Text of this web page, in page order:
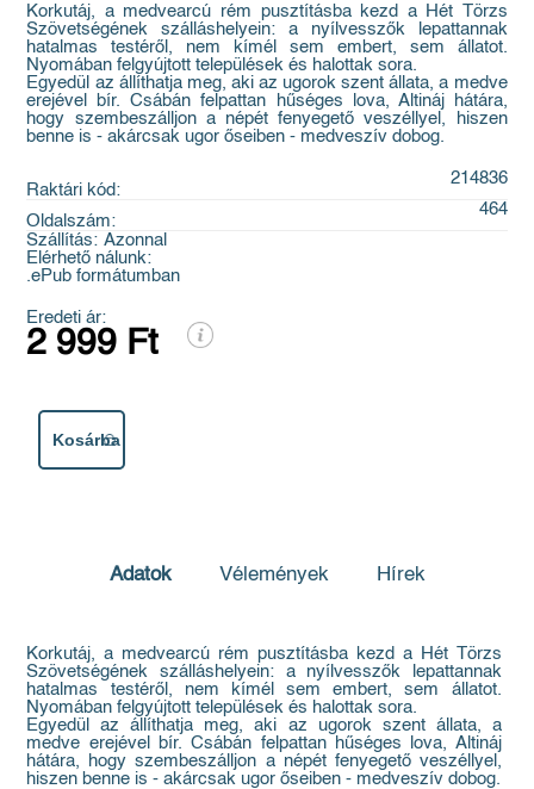
Korkutáj, a medvearcú rém pusztításba kezd a Hét Törzs
Szövetségének szálláshelyein: a nyílvesszők lepattannak
hatalmas testéről, nem kímél sem embert, sem állatot.
Nyomában felgyújtott települések és halottak sora.
Egyedül az állíthatja meg, aki az ugorok szent állata, a medve
erejével bír. Csábán felpattan hűséges lova, Altináj hátára,
hogy szembeszálljon a népét fenyegető veszéllyel, hiszen
benne is - akárcsak ugor őseiben - medveszív dobog.
Raktári kód:
214836
Oldalszám:
464
Szállítás: Azonnal
Elérhető nálunk:
.ePub formátumban
Eredeti ár:
2 999 Ft
Kosárba
Adatok Vélemények Hírek
Korkutáj, a medvearcú rém pusztításba kezd a Hét Törzs
Szövetségének szálláshelyein: a nyílvesszők lepattannak
hatalmas testéről, nem kímél sem embert, sem állatot.
Nyomában felgyújtott települések és halottak sora.
Egyedül az állíthatja meg, aki az ugorok szent állata, a
medve erejével bír. Csábán felpattan hűséges lova, Altináj
hátára, hogy szembeszálljon a népét fenyegető veszéllyel,
hiszen benne is - akárcsak ugor őseiben - medveszív dobog.